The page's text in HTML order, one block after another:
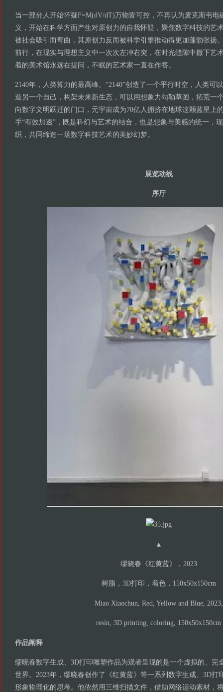
当一部分人开始怀疑F=M(dV/dT)万物皆可控，不再认为麦克斯韦电
义，开始在科学方面产生对原创力的自我怀疑，聚焦数字科技的艺
被社会吸引而弯曲，其原创力反而被科学引擎推动得更加蓬勃张扬
前行，在现实与理想主义中一次次左冲右突，在时光缝隙中撒下艺
着的美术馆永远在提问，不眠的艺术家一直在作答。
2140年，人类算力的最高峰。“2140”创造了一个平行时空，人类可
造另一个自己，构架未来新生态，可以用想象力勾勒草图，拓荒一
向数字文明跃迁的门口，元宇宙成为70亿人拥挤在地球这颗蓝星上
手“有效加速”，既是科幻与艺术的结合，也是想象与美感的统一，
织，共同缔造一场数字科技艺术的美妙幻梦。
展览动线
序厅
▲
缪晓春《红黄蓝》，2023
树脂，3D打印，着色，150x50x150cm
Miao Xiaochun, Red, Yellow and Blue, 2023,
resin, 3D printing, coloring, 150x50x150cm
作品阐释
缪晓春数字生成、3D打印雕塑作品为观者呈现的是一个虚拟的、完
世界。2023年，缪晓春创作了《红黄蓝》等一系列数字生成、3D打
形象物理化的思考。他依然用三维扫描文件，借助网络运动素材，